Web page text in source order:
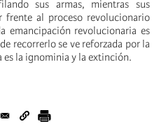
sus armas, mientras sus
frente al proceso revolucionario
emancipación revolucionaria es
recorrerlo se ve reforzada por la
la ignominia y la extinción.